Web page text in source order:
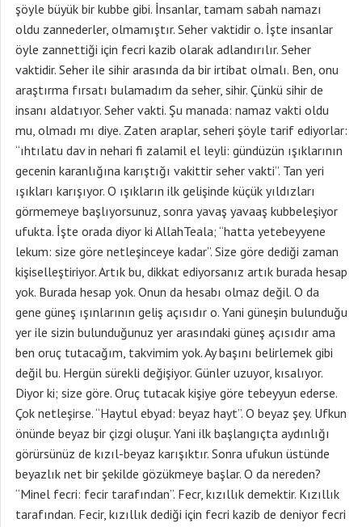
şöyle büyük bir kubbe gibi. İnsanlar, tamam sabah namazı
oldu zannederler, olmamıştır. Seher vaktidir o. İşte insanlar
öyle zannettiği için fecri kazib olarak adlandırılır. Seher
vaktidir. Seher ile sihir arasında da bir irtibat olmalı. Ben, onu
araştırma fırsatı bulamadım da seher, sihir. Çünkü sihir de
insanı aldatıyor. Seher vakti. Şu manada: namaz vakti oldu
mu, olmadı mı diye. Zaten araplar, seheri şöyle tarif ediyorlar:
“ıhtılatu dav in nehari fi zalamil el leyli: gündüzün ışıklarının
gecenin karanlığına karıştığı vakittir seher vakti”. Tan yeri
ışıkları karışıyor. O ışıkların ilk gelişinde küçük yıldızları
görmemeye başlıyorsunuz, sonra yavaş yavaaş kubbeleşiyor
ufukta. İşte orada diyor ki AllahTeala; “hatta yetebeyyene
lekum: size göre netleşinceye kadar”. Size göre dediği zaman
kişiselleştiriyor. Artık bu, dikkat ediyorsanız artık burada hesap
yok. Burada hesap yok. Onun da hesabı olmaz değil. O da
gene güneş ışınlarının geliş açısıdır o. Yani güneşin bulunduğu
yer ile sizin bulunduğunuz yer arasındaki güneş açısıdır ama
ben oruç tutacağım, takvimim yok. Ay başını belirlemek gibi
değil bu. Hergün sürekli değişiyor. Günler uzuyor, kısalıyor.
Diyor ki; size göre. Oruç tutacak kişiye göre tebeyyun ederse.
Çok netleşirse. “Haytul ebyad: beyaz hayt”. O beyaz şey. Ufkun
önünde beyaz bir çizgi oluşur. Yani ilk başlangıçta aydınlığı
görürsünüz de kızıl-beyaz karışıktır. Sonra ufukun üstünde
beyazlık net bir şekilde gözükmeye başlar. O da nereden?
“Minel fecri: fecir tarafından”. Fecr, kızıllık demektir. Kızıllık
tarafından. Fecir, kızıllık dediği için fecri kazib de deniyor fecri